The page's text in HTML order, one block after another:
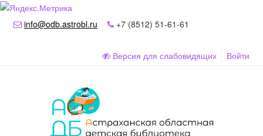
info@odb.astrobl.ru +7 (8512) 51-61-61
Версия для слабовидящих Войти